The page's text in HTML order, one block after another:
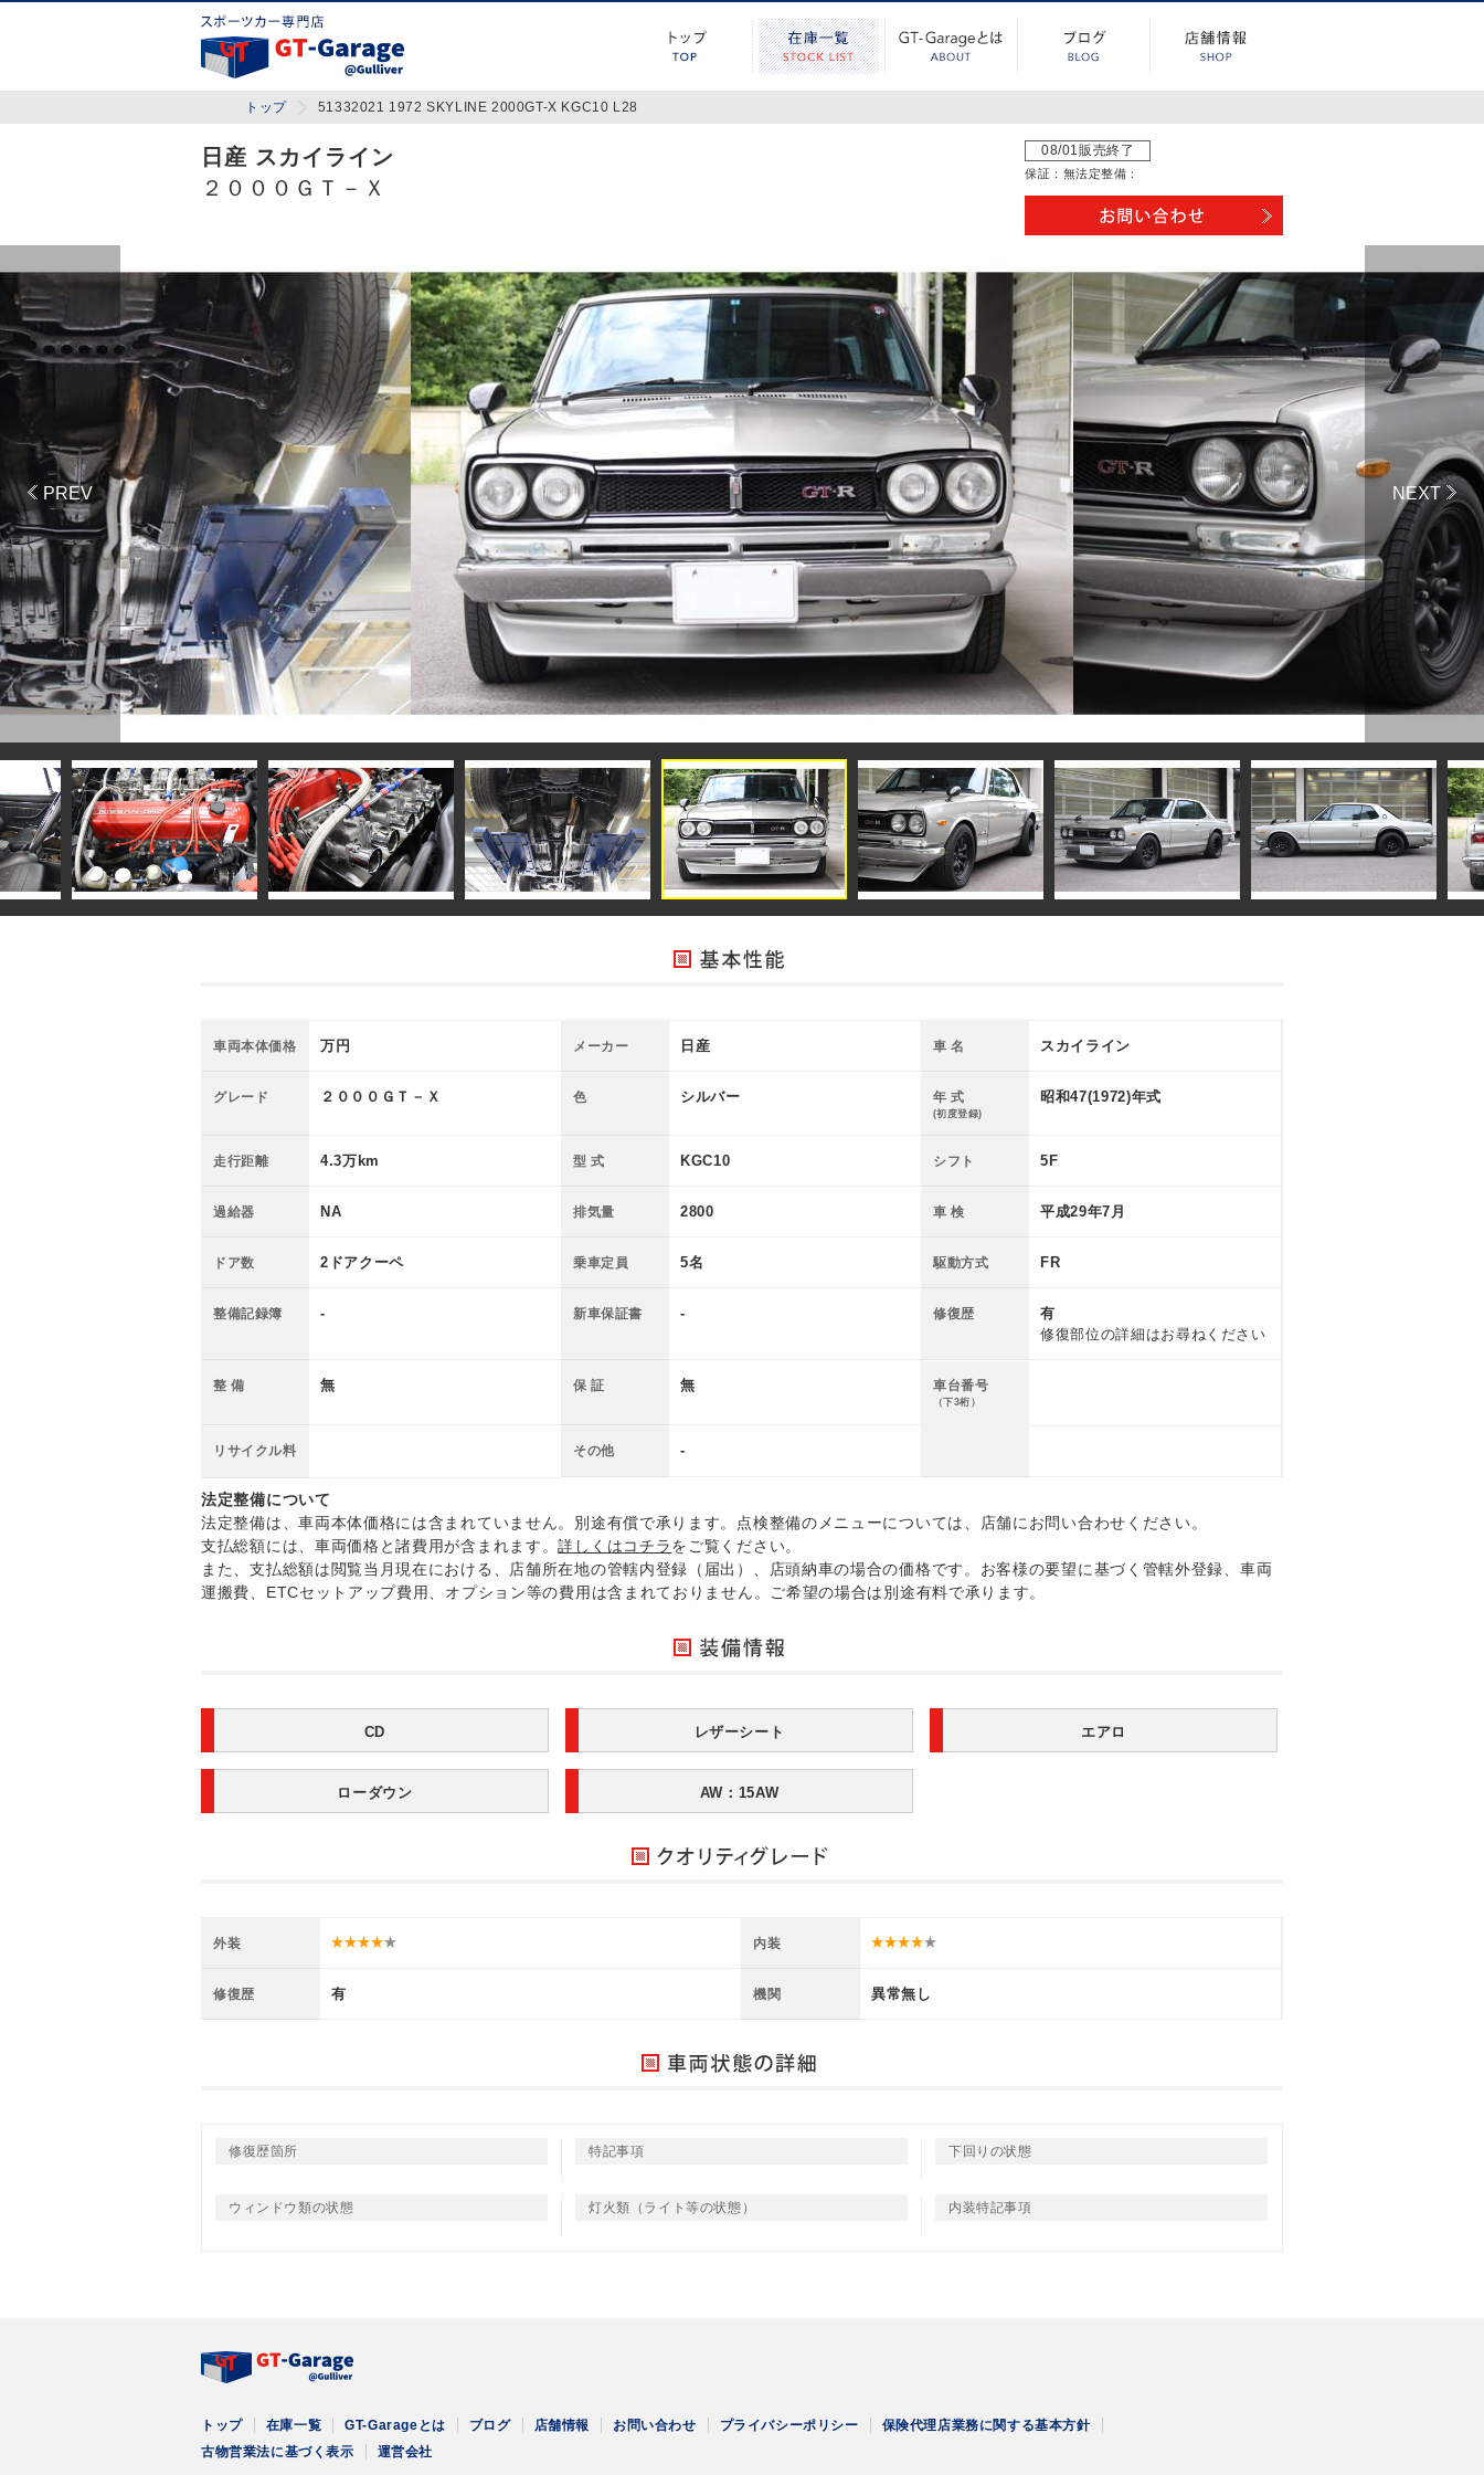
トップ 51332021 1972 SKYLINE 2000GT-X KGC10 L28
日産 スカイライン
２０００ＧＴ－Ｘ
08/01販売終了
保証： 無法定整備：
車両本体価格 万円 メーカー 日産 車 名 スカイライン
グレード ２０００ＧＴ－Ｘ 色 シルバー 年 式
(初度登録)
昭和47(1972)年式
走行距離 4.3万km 型 式 KGC10 シフト 5F
過給器 NA 排気量 2800 車 検 平成29年7月
ドア数 2ドアクーペ 乗車定員 5名 駆動方式 FR
整備記録簿 - 新車保証書 - 修復歴
有
修復部位の詳細はお尋ねください
整 備 無 保 証 無 車台番号
（下3桁）
リサイクル料 その他 -
法定整備について
法定整備は、車両本体価格には含まれていません。別途有償で承ります。点検整備のメニューについては、店舗にお問い合わせください。
支払総額には、車両価格と諸費用が含まれます。詳しくはコチラをご覧ください。
また、支払総額は閲覧当月現在における、店舗所在地の管轄内登録（届出）、店頭納車の場合の価格です。お客様の要望に基づく管轄外登録、車両
運搬費、ETCセットアップ費用、オプション等の費用は含まれておりません。ご希望の場合は別途有料で承ります。
CD レザーシート エアロ
ローダウン AW：15AW
外装 内装
修復歴 有 機関 異常無し
修復歴箇所 特記事項 下回りの状態
ウィンドウ類の状態 灯火類（ライト等の状態） 内装特記事項
トップ 在庫一覧 GT-Garageとは ブログ 店舗情報 お問い合わせ プライバシーポリシー 保険代理店業務に関する基本方針
古物営業法に基づく表示
運営会社